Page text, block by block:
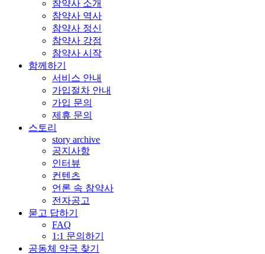
참약사 소개
참약사 역사
참약사 정신
참약사 강점
참약사 시작
함께하기
서비스 안내
가입절차 안내
가입 문의
제휴 문의
스토리
story archive
공지사항
인터뷰
컨텐츠
언론 속 참약사
전자공고
묻고 답하기
FAQ
1:1 문의하기
공동체 약국 찾기